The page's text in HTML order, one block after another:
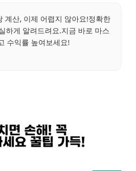
계산, 이제 어렵지 않아요!정확한
하게 알려드려요.지금 바로 마스
수익률 높여보세요!